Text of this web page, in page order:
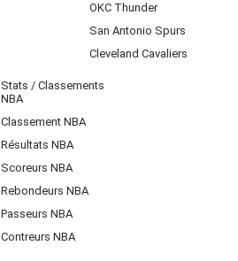
OKC Thunder
San Antonio Spurs
Cleveland Cavaliers
Stats / Classements
NBA
Classement NBA
Résultats NBA
Scoreurs NBA
Rebondeurs NBA
Passeurs NBA
Contreurs NBA